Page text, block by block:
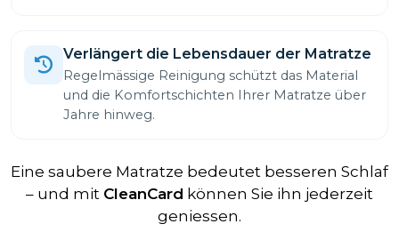
Verlängert die Lebensdauer der Matratze
Regelmässige Reinigung schützt das Material
und die Komfortschichten Ihrer Matratze über
Jahre hinweg.
Eine saubere Matratze bedeutet besseren Schlaf
– und mit CleanCard können Sie ihn jederzeit
geniessen.